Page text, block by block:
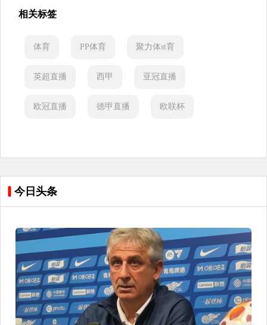
相关标签
体育 PP体育 聚力体st育
英超直播 西甲 亚冠直播
欧冠直播 德甲直播 欧联杯
今日头条